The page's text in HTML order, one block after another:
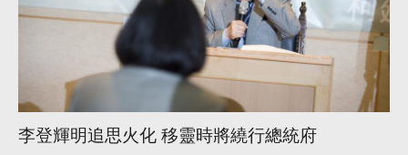
李登輝明追思火化 移靈時將繞行總統府